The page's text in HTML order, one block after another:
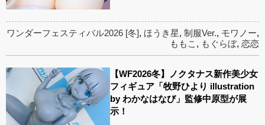
ワンダーフェスティバル2026 [冬], ほうき星, 制服Ver., モワノー,
ももこ , もぐらぼ, 恋恋
【WF2026冬】ノクタナス新作美少女
フィギュア「牧野ひより illustration
by わかなはなび」監修中原型が展
示！